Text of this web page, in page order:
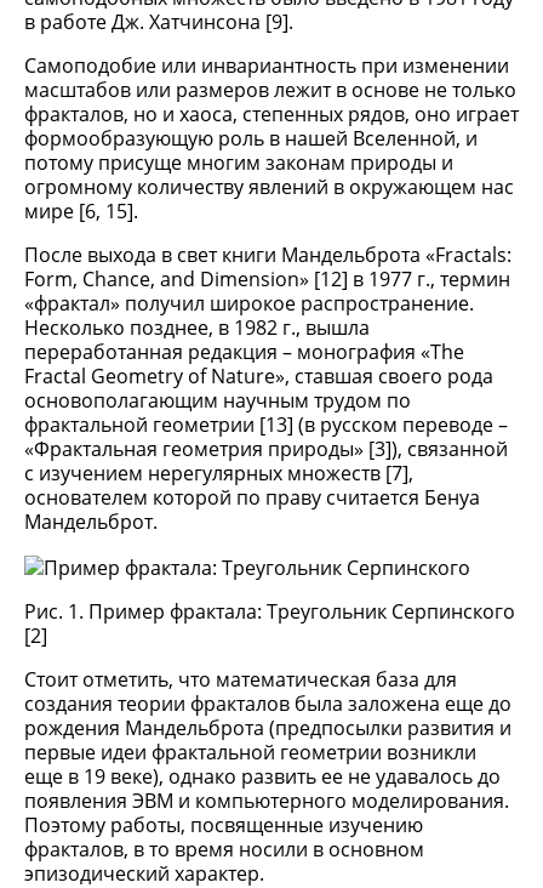
в работе Дж. Хатчинсона [9].
Самоподобие или инвариантность при изменении
масштабов или размеров лежит в основе не только
фракталов, но и хаоса, степенных рядов, оно играет
формообразующую роль в нашей Вселенной, и
потому присуще многим законам природы и
огромному количеству явлений в окружающем нас
мире [6, 15].
После выхода в свет книги Мандельброта «Fractals:
Form, Chance, and Dimension» [12] в 1977 г., термин
«фрактал» получил широкое распространение.
Несколько позднее, в 1982 г., вышла
переработанная редакция – монография «The
Fractal Geometry of Nature», ставшая своего рода
основополагающим научным трудом по
фрактальной геометрии [13] (в русском переводе –
«Фрактальная геометрия природы» [3]), связанной
с изучением нерегулярных множеств [7],
основателем которой по праву считается Бенуа
Мандельброт.
Рис. 1. Пример фрактала: Треугольник Серпинского
[2]
Стоит отметить, что математическая база для
создания теории фракталов была заложена еще до
рождения Мандельброта (предпосылки развития и
первые идеи фрактальной геометрии возникли
еще в 19 веке), однако развить ее не удавалось до
появления ЭВМ и компьютерного моделирования.
Поэтому работы, посвященные изучению
фракталов, в то время носили в основном
эпизодический характер.